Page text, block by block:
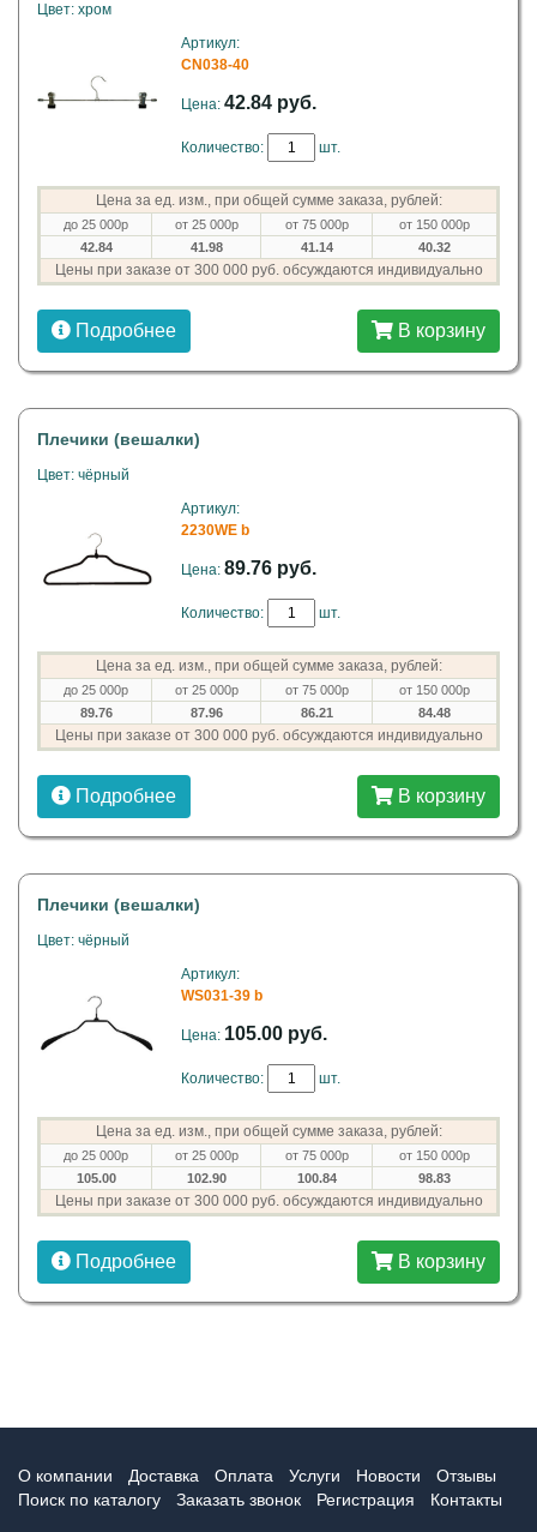
Цвет: хром
Артикул:
CN038-40
Цена: 42.84 руб.
Количество: шт.
Цена за ед. изм., при общей сумме заказа, рублей:
до 25 000р от 25 000р от 75 000р
от 150 000р
42.84
41.98 41.14 40.32
Цены при заказе от 300 000 руб. обсуждаются индивидуально
Подробнее В корзину
Плечики (вешалки)
Цвет: чёрный
Артикул:
2230WE b
Цена: 89.76 руб.
Количество: шт.
Цена за ед. изм., при общей сумме заказа, рублей:
до 25 000р от 25 000р от 75 000р
от 150 000р
89.76
87.96 86.21 84.48
Цены при заказе от 300 000 руб. обсуждаются индивидуально
Подробнее В корзину
Плечики (вешалки)
Цвет: чёрный
Артикул:
WS031-39 b
Цена: 105.00 руб.
Количество: шт.
Цена за ед. изм., при общей сумме заказа, рублей:
до 25 000р от 25 000р от 75 000р
от 150 000р
105.00
102.90 100.84 98.83
Цены при заказе от 300 000 руб. обсуждаются индивидуально
Подробнее В корзину
О компании Доставка Оплата Услуги Новости
Отзывы
Поиск по каталогу
Заказать звонок Регистрация Контакты